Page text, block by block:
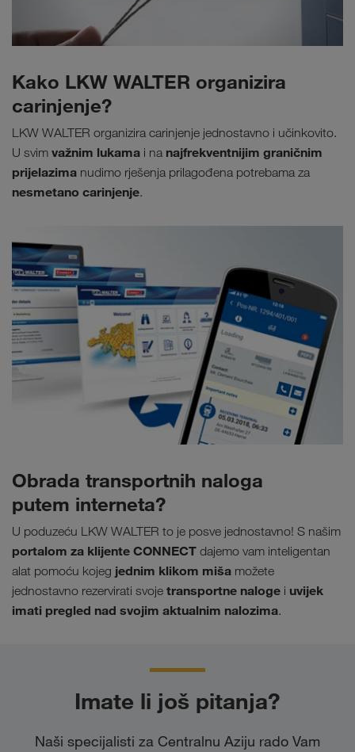
Kako LKW WALTER organizira
carinjenje?
LKW WALTER organizira carinjenje jednostavno i učinkovito.
U svim važnim lukama i na najfrekventnijim graničnim
prijelazima nudimo rješenja prilagođena potrebama za
nesmetano carinjenje.
Obrada transportnih naloga
putem interneta?
U poduzeću LKW WALTER to je posve jednostavno! S našim
portalom za klijente CONNECT dajemo vam inteligentan
alat pomoću kojeg jednim klikom miša možete
jednostavno rezervirati svoje transportne naloge i uvijek
imati pregled nad svojim aktualnim nalozima.
Imate li još pitanja?
Naši specijalisti za Centralnu Aziju rado Vam